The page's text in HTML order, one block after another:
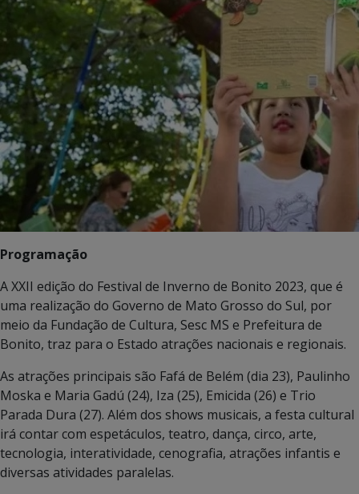
Programação
A XXII edição do Festival de Inverno de Bonito 2023, que é
uma realização do Governo de Mato Grosso do Sul, por
meio da Fundação de Cultura, Sesc MS e Prefeitura de
Bonito, traz para o Estado atrações nacionais e regionais.
As atrações principais são Fafá de Belém (dia 23), Paulinho
Moska e Maria Gadú (24), Iza (25), Emicida (26) e Trio
Parada Dura (27). Além dos shows musicais, a festa cultural
irá contar com espetáculos, teatro, dança, circo, arte,
tecnologia, interatividade, cenografia, atrações infantis e
diversas atividades paralelas.